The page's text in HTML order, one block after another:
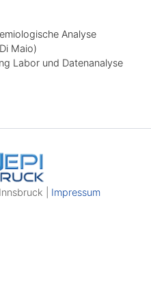
Analyse
Maio)
Labor und Datenanalyse
| Impressum